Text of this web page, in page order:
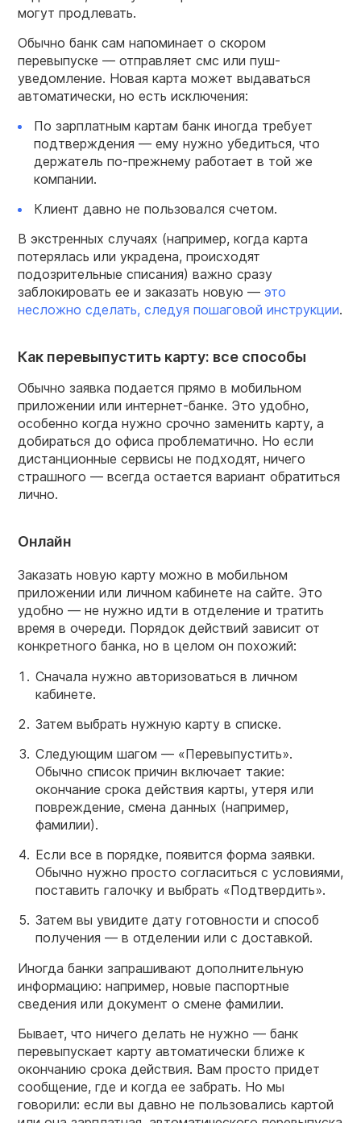
могут продлевать.
Обычно банк сам напоминает о скором
перевыпуске — отправляет смс или пуш-
уведомление. Новая карта может выдаваться
автоматически, но есть исключения:
По зарплатным картам банк иногда требует
подтверждения — ему нужно убедиться, что
держатель по-прежнему работает в той же
компании.
Клиент давно не пользовался счетом.
В экстренных случаях (например, когда карта
потерялась или украдена, происходят
подозрительные списания) важно сразу
заблокировать ее и заказать новую — это
несложно сделать, следуя пошаговой инструкции.
Как перевыпустить карту: все способы
Обычно заявка подается прямо в мобильном
приложении или интернет-банке. Это удобно,
особенно когда нужно срочно заменить карту, а
добираться до офиса проблематично. Но если
дистанционные сервисы не подходят, ничего
страшного — всегда остается вариант обратиться
лично.
Онлайн
Заказать новую карту можно в мобильном
приложении или личном кабинете на сайте. Это
удобно — не нужно идти в отделение и тратить
время в очереди. Порядок действий зависит от
конкретного банка, но в целом он похожий:
Сначала нужно авторизоваться в личном
кабинете.
Затем выбрать нужную карту в списке.
Следующим шагом — «Перевыпустить».
Обычно список причин включает такие:
окончание срока действия карты, утеря или
повреждение, смена данных (например,
фамилии).
Если все в порядке, появится форма заявки.
Обычно нужно просто согласиться с условиями,
поставить галочку и выбрать «Подтвердить».
Затем вы увидите дату готовности и способ
получения — в отделении или с доставкой.
Иногда банки запрашивают дополнительную
информацию: например, новые паспортные
сведения или документ о смене фамилии.
Бывает, что ничего делать не нужно — банк
перевыпускает карту автоматически ближе к
окончанию срока действия. Вам просто придет
сообщение, где и когда ее забрать. Но мы
говорили: если вы давно не пользовались картой